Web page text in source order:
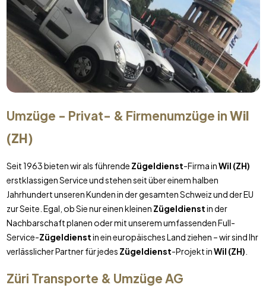
Umzüge - Privat- & Firmenumzüge inWil
(ZH)
Seit 1963 bieten wir als führende Zügeldienst-Firma inWil (ZH)
erstklassigen Service und stehen seit über einem halben
Jahrhundert unseren Kunden in der gesamten Schweiz und der EU
zur Seite. Egal, ob Sie nur einen kleinen Zügeldienstin der
Nachbarschaft planen oder mit unserem umfassenden Full-
Service-Zügeldienstin ein europäisches Land ziehen – wir sind Ihr
verlässlicher Partner für jedes Zügeldienst-Projekt inWil (ZH)
Züri Transporte & Umzüge AG